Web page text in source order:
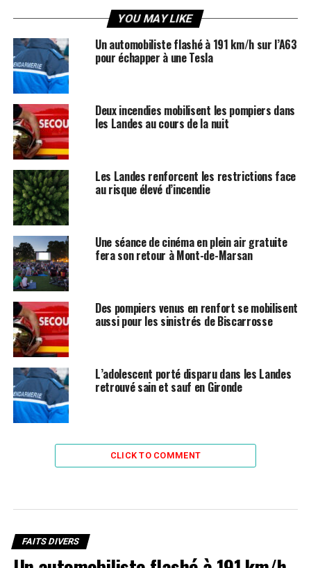
YOU MAY LIKE
Un automobiliste flashé à 191 km/h sur l’A63
pour échapper à une Tesla
Deux incendies mobilisent les pompiers dans
les Landes au cours de la nuit
Les Landes renforcent les restrictions face
au risque élevé d’incendie
Une séance de cinéma en plein air gratuite
fera son retour à Mont-de-Marsan
Des pompiers venus en renfort se mobilisent
aussi pour les sinistrés de Biscarrosse
L’adolescent porté disparu dans les Landes
retrouvé sain et sauf en Gironde
CLICK TO COMMENT
FAITS DIVERS